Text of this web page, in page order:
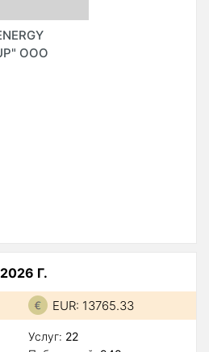
ООО
Г.
EUR: 13765.33
Услуг: 22